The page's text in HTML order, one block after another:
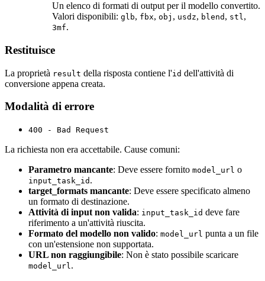
Un elenco di formati di output per il modello convertito.
Valori disponibili: glb, fbx, obj , usdz, blend , stl,
3mf.
Restituisce
La proprietà result della risposta contiene l'id dell'attività di
conversione appena creata.
Modalità di errore
400 - Bad Request
La richiesta non era accettabile. Cause comuni:
Parametro mancante: Deve essere fornito model_url o
input_task_id .
target_formats mancante: Deve essere specificato almeno
un formato di destinazione.
Attività di input non valida: input_task_id deve fare
riferimento a un'attività riuscita.
Formato del modello non valido: model_url punta a un file
con un'estensione non supportata.
URL non raggiungibile: Non è stato possibile scaricare
model_url.